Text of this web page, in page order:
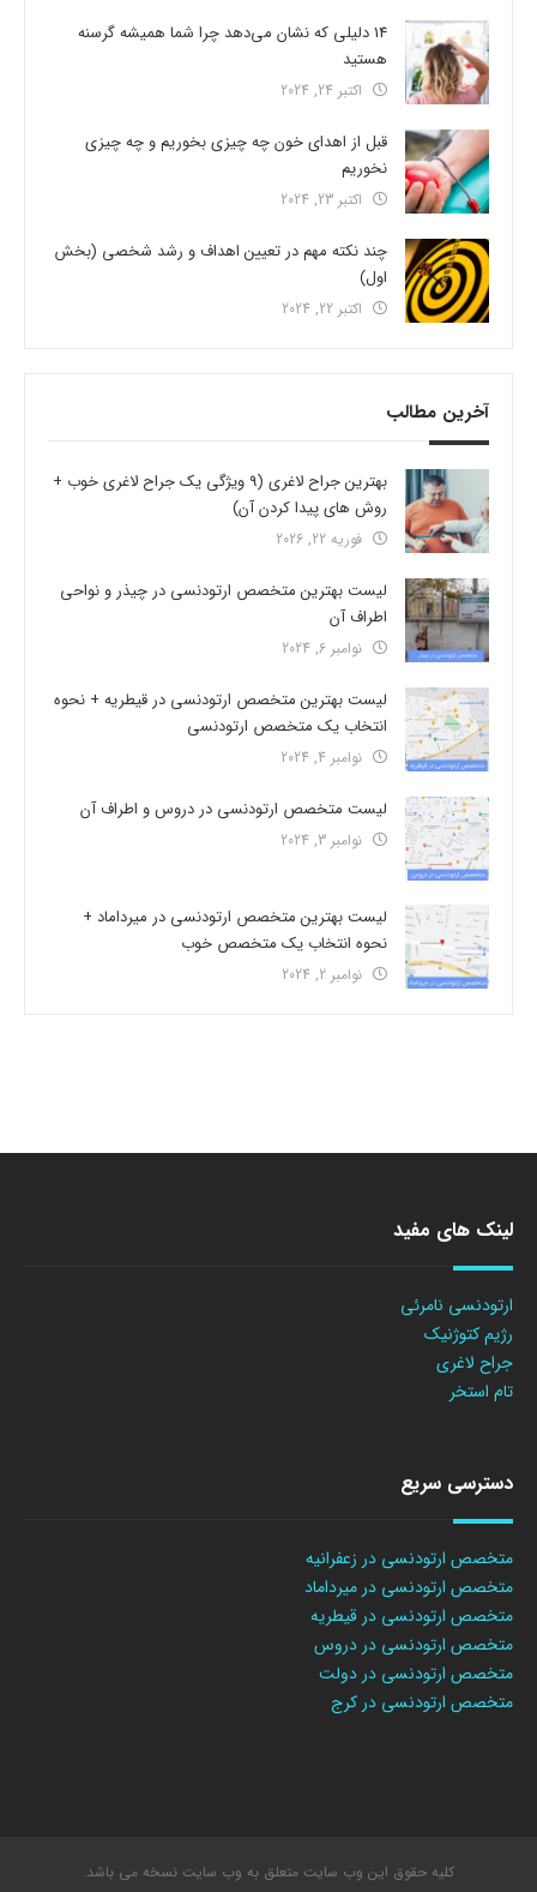
14 دلیلی که نشان می‌دهد چرا شما همیشه گرسنه
هستید
اکتبر 24, 2024
قبل از اهدای خون چه چیزی بخوریم و چه چیزی
نخوریم
اکتبر 23, 2024
چند نکته مهم در تعیین اهداف و رشد شخصی (بخش
اول)
اکتبر 22, 2024
آخرین مطالب
بهترین جراح لاغری (9 ویژگی یک جراح لاغری خوب +
روش های پیدا کردن آن)
فوریه 22, 2026
لیست بهترین متخصص ارتودنسی در چیذر و نواحی
اطراف آن
نوامبر 6, 2024
لیست بهترین متخصص ارتودنسی در قیطریه + نحوه
انتخاب یک متخصص ارتودنسی
نوامبر 4, 2024
لیست متخصص ارتودنسی در دروس و اطراف آن
نوامبر 3, 2024
لیست بهترین متخصص ارتودنسی در میرداماد +
نحوه انتخاب یک متخصص خوب
نوامبر 2, 2024
لینک های مفید
ارتودنسی نامرئی
رژیم کتوژنیک
جراح لاغری
تام استخر
دسترسی سریع
متخصص ارتودنسی در زعفرانیه
متخصص ارتودنسی در میرداماد
متخصص ارتودنسی در قیطریه
متخصص ارتودنسی در دروس
متخصص ارتودنسی در دولت
متخصص ارتودنسی در کرج
کلیه حقوق این وب سایت متعلق به وب سایت نسخه می باشد.